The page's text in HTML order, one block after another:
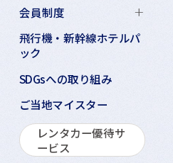
会員制度
飛行機・新幹線ホテルパ
ック
SDGsへの取り組み
ご当地マイスター
レンタカー優待サ
ービス